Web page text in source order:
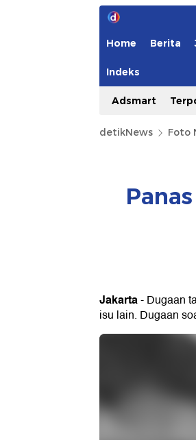
Home Berita
Indeks
Adsmart
detikNews Foto
Jakarta- Dugaan
isu lain. Dugaan